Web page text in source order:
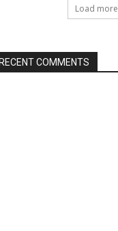
Load more
COMMENTS